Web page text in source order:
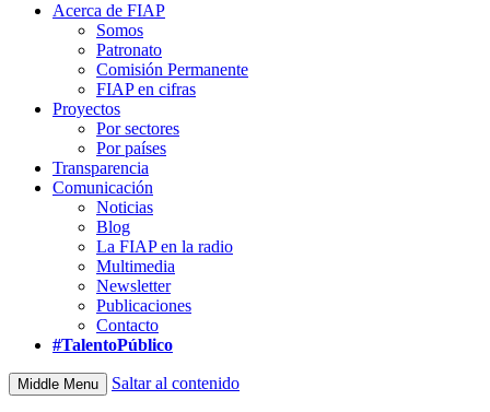
Acerca de FIAP
Somos
Patronato
Comisión Permanente
FIAP en cifras
Proyectos
Por sectores
Por países
Transparencia
Comunicación
Noticias
Blog
La FIAP en la radio
Multimedia
Newsletter
Publicaciones
Contacto
#TalentoPúblico
Middle Menu Saltar al contenido